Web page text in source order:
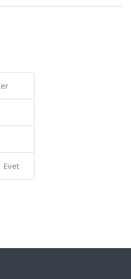
Evet